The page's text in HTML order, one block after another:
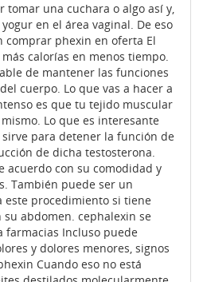
tomar una cuchara o algo así y,
en el área vaginal. De eso
comprar phexin en oferta El
calorías en menos tiempo.
de mantener las funciones
cuerpo. Lo que vas a hacer a
es que tu tejido muscular
Lo que es interesante
para detener la función de
de dicha testosterona.
acuerdo con su comodidad y
También puede ser un
este procedimiento si tiene
su abdomen. cephalexin se
farmacias Incluso puede
y dolores menores, signos
Cuando eso no está